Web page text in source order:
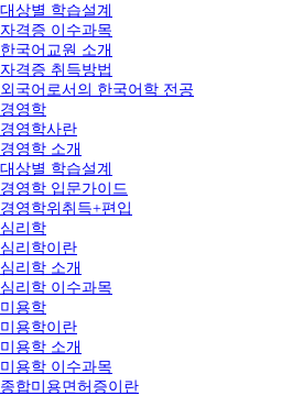
대상별 학습설계
자격증 이수과목
한국어교원 소개
자격증 취득방법
외국어로서의 한국어학 전공
경영학
경영학사란
경영학 소개
대상별 학습설계
경영학 입문가이드
경영학위취득+편입
심리학
심리학이란
심리학 소개
심리학 이수과목
미용학
미용학이란
미용학 소개
미용학 이수과목
종합미용면허증이란